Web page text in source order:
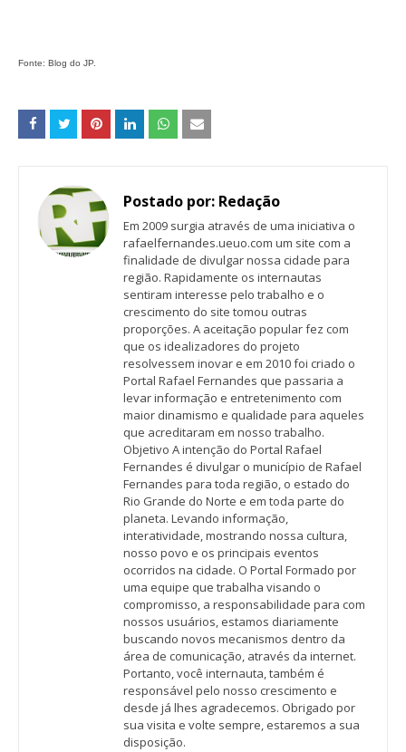
Fonte: Blog do JP.
Postado por: Redação
Em 2009 surgia através de uma iniciativa o
rafaelfernandes.ueuo.com um site com a
finalidade de divulgar nossa cidade para
região. Rapidamente os internautas
sentiram interesse pelo trabalho e o
crescimento do site tomou outras
proporções. A aceitação popular fez com
que os idealizadores do projeto
resolvessem inovar e em 2010 foi criado o
Portal Rafael Fernandes que passaria a
levar informação e entretenimento com
maior dinamismo e qualidade para aqueles
que acreditaram em nosso trabalho.
Objetivo A intenção do Portal Rafael
Fernandes é divulgar o município de Rafael
Fernandes para toda região, o estado do
Rio Grande do Norte e em toda parte do
planeta. Levando informação,
interatividade, mostrando nossa cultura,
nosso povo e os principais eventos
ocorridos na cidade. O Portal Formado por
uma equipe que trabalha visando o
compromisso, a responsabilidade para com
nossos usuários, estamos diariamente
buscando novos mecanismos dentro da
área de comunicação, através da internet.
Portanto, você internauta, também é
responsável pelo nosso crescimento e
desde já lhes agradecemos. Obrigado por
sua visita e volte sempre, estaremos a sua
disposição.